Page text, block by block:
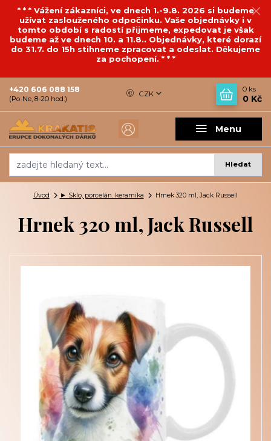
* * * Vážení zákazníci, ve dnech 1.-9.8. 2026 si budeme
užívat zaslouženého odpočinku. Vaše objednávky i v
tomto období s radostí přijmeme, expedovat je však
budeme až ve dnech 10. a 11.8.. Objednávky, které dorazí
do 31.7. do 15h stihneme zpracovat a odeslat. Děkujeme
za pochopení. * * *
Menu
CZK
Hledat
+420 606 088 158
(Po-Ne, 8-20 hod.)
0 ks
0 Kč
Úvod ► Sklo, porcelán. keramika Hrnek 320 ml, Jack Russell
Hrnek 320 ml, Jack Russell